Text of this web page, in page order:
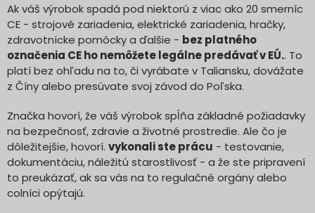
Ak váš výrobok spadá pod niektorú z viac ako 20 smerníc
CE - strojové zariadenia, elektrické zariadenia, hračky,
zdravotnícke pomôcky a ďalšie - bez platného
označenia CE ho nemôžete legálne predávať v EÚ.. To
platí bez ohľadu na to, či vyrábate v Taliansku, dovážate
z Číny alebo presúvate svoj závod do Poľska.
Značka hovorí, že váš výrobok spĺňa základné požiadavky
na bezpečnosť, zdravie a životné prostredie. Ale čo je
dôležitejšie, hovorí. vykonali ste prácu - testovanie,
dokumentáciu, náležitú starostlivosť - a že ste pripravení
to preukázať, ak sa vás na to regulačné orgány alebo
colníci opýtajú.